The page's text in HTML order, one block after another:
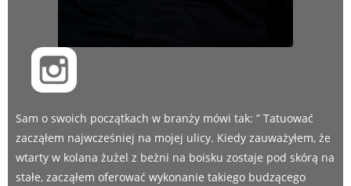
Sam o swoich początkach w branży mówi tak: ” Tatuować
zacząłem najwcześniej na mojej ulicy. Kiedy zauważyłem, że
wtarty w kolana żużel z beżni na boisku zostaje pod skórą na
stałe, zacząłem oferować wykonanie takiego budzącego